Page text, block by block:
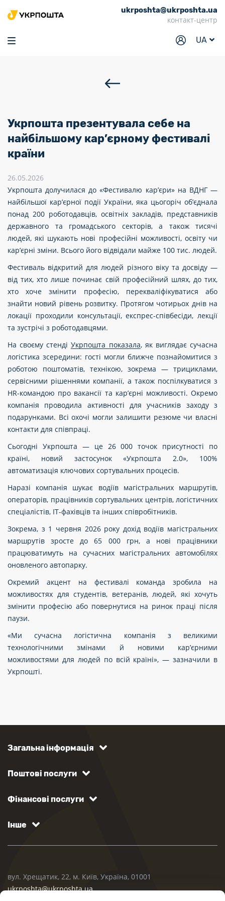
ukrposhta@ukrposhta.ua
контакт-центр
UA
Головна
Маркет
Відділення
Філателія
Кар’єра
Для бізнесу
Укрпошта презентувала себе на
найбільшому кар’єрному фестивалі
країни
26.05.2026
Укрпошта долучилася до «Фестивалю кар’єри» на ВДНГ —
найбільшої кар’єрної події України, яка цьогоріч об’єднала
понад 200 роботодавців, освітніх закладів, представників
державного та громадського секторів, а також тисячі
людей, які шукають нові професійні можливості, освіту чи
кар’єрні зміни. Всього його відвідали майже 100 тис. людей.
Фестиваль відкритий для людей різного віку та досвіду —
від тих, хто лише починає свій професійний шлях, до тих,
хто хоче змінити професію, перекваліфікуватися або
знайти новий рівень розвитку. Протягом чотирьох днів на
локації проходили консультації, експрес-співбесіди, лекції
та зустрічі з роботодавцями.
На своєму стендіУкрпошта показала, як виглядає сучасна
логістика зсередини: гості могли ближче познайомитися з
роботою поштоматів, технікою, зокрема — трициклами,
сервісними рішеннями компанії, а також поспілкуватися з
HR-командою про вакансії та кар’єрні можливості. Окремо
компанія проводила активності для учасників заходу з
подарунками. Всі охочі могли залишити резюме чи власні
контакти для співпраці.
Сьогодні Укрпошта — це 26 000 точок присутності по
країні, новий застосунок «Укрпошта 2.0», 100%
автоматизація ключових сортувальних процесів.
Наразі компанія шукає водіїв магістральних маршрутів,
операторів, працівників сортувальних центрів, логістичних
спеціалістів, ІТ-фахівців та інших співробітників.
Зокрема, з 1 червня 2026 року дохід водіїв магістральних
маршрутів зросте до 65 000 грн, а нові працівники
працюватимуть на сучасних магістральних автомобілях
оновленого автопарку.
Окремий акцент на фестивалі команда зробила на
можливостях для студентів, ветеранів, людей, які хочуть
змінити професію або повернутися на ринок праці після
паузи.
«Ми сучасна логістична компанія з великими
технологічними змінами й новими кар’єрними
можливостями для людей по всій країні», — зазначили в
Укрпошті.
Загальна інформація
Поштові послуги
Фінансові послуги
Інше
вул. Хрещатик, 22, м. Київ, Україна, 01001
ukrposhta@ukrposhta.ua